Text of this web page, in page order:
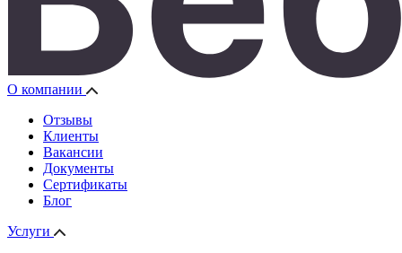
О компании
Отзывы
Клиенты
Вакансии
Документы
Сертификаты
Блог
Услуги